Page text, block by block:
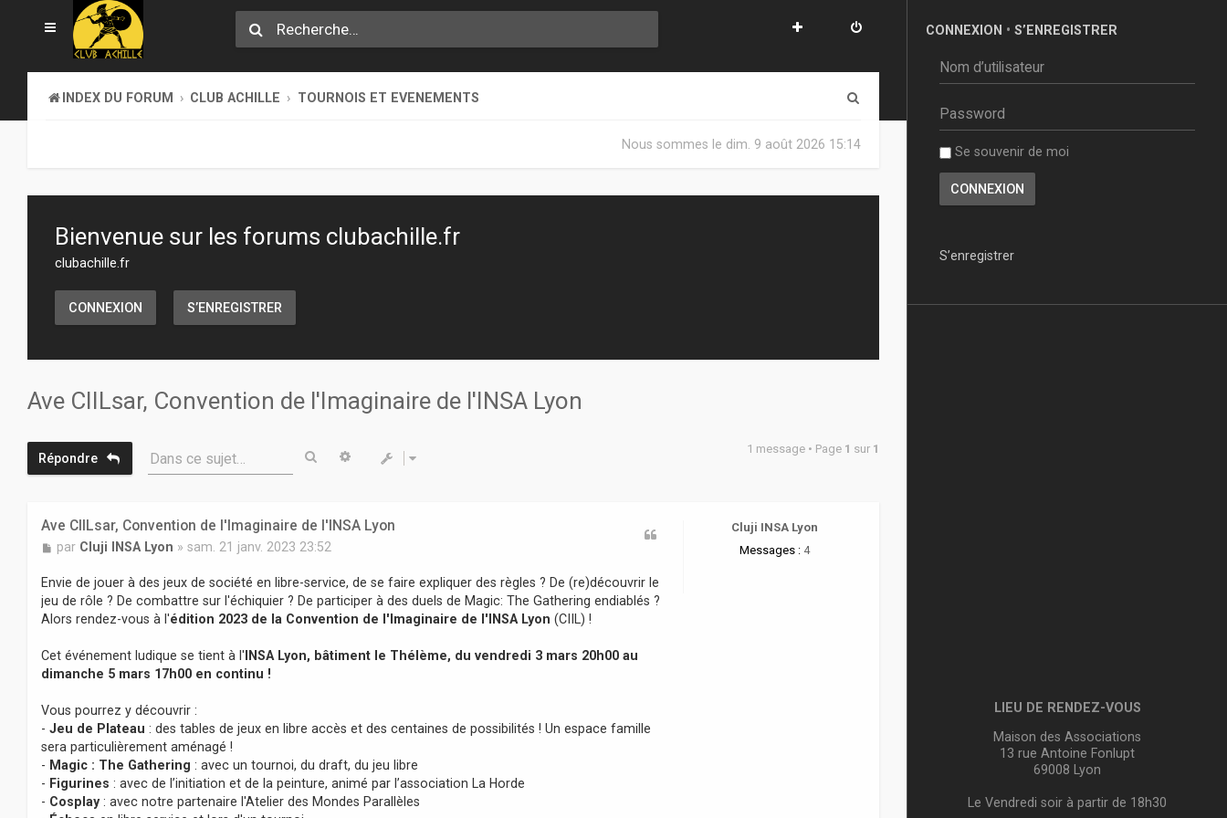
INDEX DU FORUM CLUB ACHILLE TOURNOIS ET EVENEMENTS
Nous sommes le dim. 9 août 2026 15:14
Bienvenue sur les forums clubachille.fr
clubachille.fr
CONNEXION S’ENREGISTRER
Ave CIILsar, Convention de l'Imaginaire de l'INSA Lyon
Répondre Dans ce sujet… RechercherRecherche avancée 1 message • Page 1 sur 1
Cluji INSA Lyon
Messages : 4
Ave CIILsar, Convention de l'Imaginaire de l'INSA Lyon
M
s
s
a
g
par Cluji INSA Lyon » sam. 21 janv. 2023 23:52
Envie de jouer à des jeux de société en libre-service, de se faire expliquer des règles ? De (re)découvrir le
jeu de rôle ? De combattre sur l'échiquier ? De participer à des duels de Magic: The Gathering endiablés ?
Alors rendez-vous à l'édition 2023 de la Convention de l'Imaginaire de l'INSA Lyon (CIIL) !
Cet événement ludique se tient à l'INSA Lyon, bâtiment le Thélème, du vendredi 3 mars 20h00 au
dimanche 5 mars 17h00 en continu !
Vous pourrez y découvrir :
- Jeu de Plateau : des tables de jeux en libre accès et des centaines de possibilités ! Un espace famille
sera particulièrement aménagé !
- Magic : The Gathering : avec un tournoi, du draft, du jeu libre
- Figurines : avec de l’initiation et de la peinture, animé par l’association La Horde
- Cosplay: avec notre partenaire l'Atelier des Mondes Parallèles
CONNEXION • S’ENREGISTRER
Se souvenir de moi
S’enregistrer
LIEU DE RENDEZ-VOUS
Maison des Associations
13 rue Antoine Fonlupt
69008 Lyon
Le Vendredi soir à partir de 18h30